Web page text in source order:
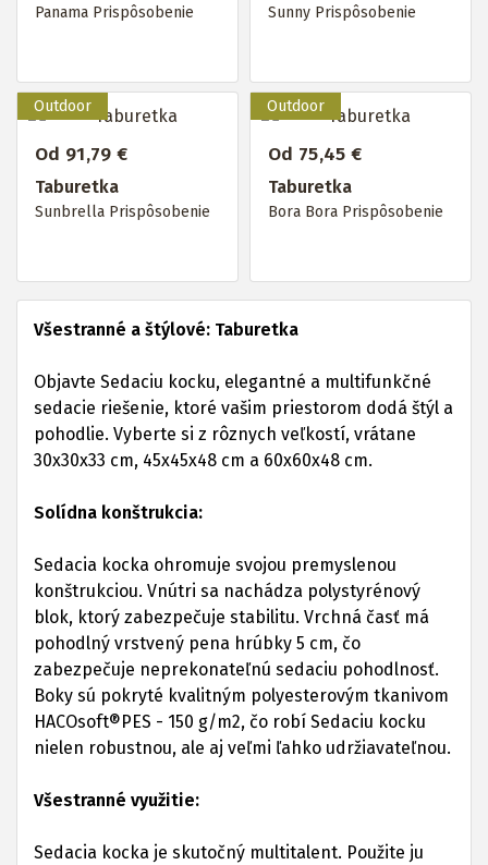
Panama Prispôsobenie Sunny Prispôsobenie
Od 91,79 €
Taburetka
Sunbrella Prispôsobenie
Od 75,45 €
Taburetka
Bora Bora Prispôsobenie
Všestranné a štýlové: Taburetka
Objavte Sedaciu kocku, elegantné a multifunkčné
sedacie riešenie, ktoré vašim priestorom dodá štýl a
pohodlie. Vyberte si z rôznych veľkostí, vrátane
30x30x33 cm, 45x45x48 cm a 60x60x48 cm.
Solídna konštrukcia:
Sedacia kocka ohromuje svojou premyslenou
konštrukciou. Vnútri sa nachádza polystyrénový
blok, ktorý zabezpečuje stabilitu. Vrchná časť má
pohodlný vrstvený pena hrúbky 5 cm, čo
zabezpečuje neprekonateľnú sedaciu pohodlnosť.
Boky sú pokryté kvalitným polyesterovým tkanivom
HACOsoft®PES - 150 g/m2, čo robí Sedaciu kocku
nielen robustnou, ale aj veľmi ľahko udržiavateľnou.
Všestranné využitie:
Sedacia kocka je skutočný multitalent. Použite ju